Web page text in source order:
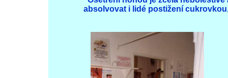
absolvovat i lidé postižení